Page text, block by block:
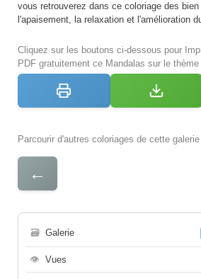
vous retrouverez dans ce coloriage des
l'apaisement, la relaxation et l'amélioration
Cliquez sur les boutons ci-dessous pour
PDF gratuitement ce Mandalas sur le
Parcourir d'autres coloriages de cette galerie
←
🗃 Galerie
👁 Vues